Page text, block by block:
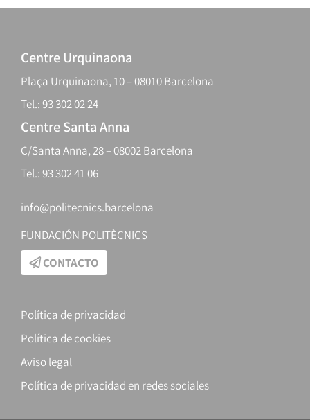
Centre Urquinaona
Plaça Urquinaona, 10 – 08010 Barcelona
Tel.: 93 302 02 24
Centre Santa Anna
C/Santa Anna, 28 – 08002 Barcelona
Tel.: 93 302 41 06
info@politecnics.barcelona
FUNDACIÓN POLITÈCNICS
CONTACTO
Política de privacidad
Política de cookies
Aviso legal
Política de privacidad en redes sociales